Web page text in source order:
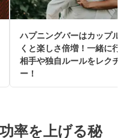
ハプニングバーはカップル
くと楽しさ倍増！一緒に行
相手や独自ルールをレクチ
ー！
率を上げる秘